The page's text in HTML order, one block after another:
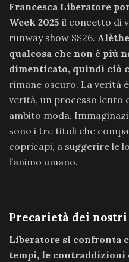
Francesca Liberatore
Week 2025 il concetto di
runway show SS26.
qualcosa che non è più
dimenticato, quindi ciò
rimane oscuro. La verità
verità, un processo lento
ambito moda.
sono i tre titoli che
copricapi, a suggerire le
l’animo umano.
Precarietà dei
Liberatore si confronta
tempi, le contraddizioni